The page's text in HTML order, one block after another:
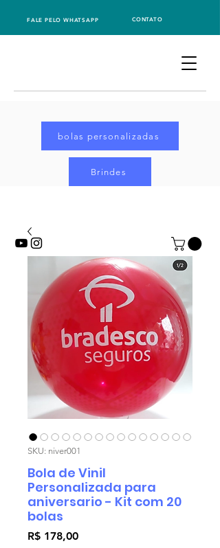
FALE PELO WHATSAPP CONTATO
bolas personalizadas
Brindes
SKU: niver001
Bola de Vinil
Personalizada para
aniversario - Kit com 20
bolas
R$ 178,00Preço